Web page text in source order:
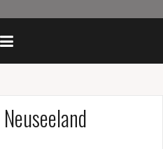
Neuseeland